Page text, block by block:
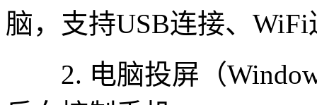
脑，支持USB连接、WiFi
2. 电脑投屏（